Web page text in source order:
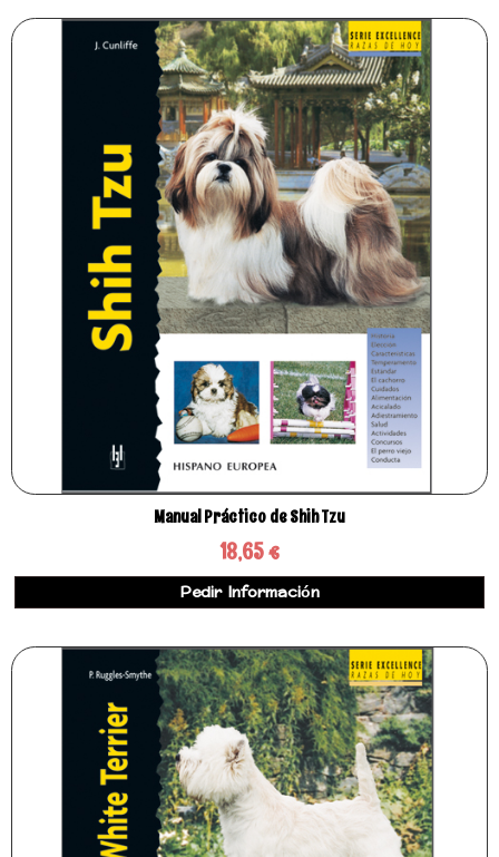
Manual Práctico de Shih Tzu
18,65 €
Pedir Información